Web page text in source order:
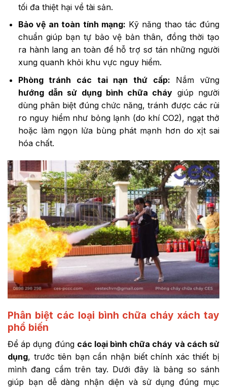
tối đa thiệt hại về tài sản.
Bảo vệ an toàn tính mạng: Kỹ năng thao tác đúng
chuẩn giúp bạn tự bảo vệ bản thân, đồng thời tạo
ra hành lang an toàn để hỗ trợ sơ tán những người
xung quanh khỏi khu vực nguy hiểm.
Phòng tránh các tai nạn thứ cấp: Nắm vững
hướng dẫn sử dụng bình chữa cháy giúp người
dùng phân biệt đúng chức năng, tránh được các rủi
ro nguy hiểm như bỏng lạnh (do khí CO2), ngạt thở
hoặc làm ngọn lửa bùng phát mạnh hơn do xịt sai
hóa chất.
Phân biệt các loại bình chữa cháy xách tay
phổ biến
Để áp dụng đúng các loại bình chữa cháy và cách sử
dụng, trước tiên bạn cần nhận biết chính xác thiết bị
mình đang cầm trên tay. Dưới đây là bảng so sánh
giúp bạn dễ dàng nhận diện và sử dụng đúng mục